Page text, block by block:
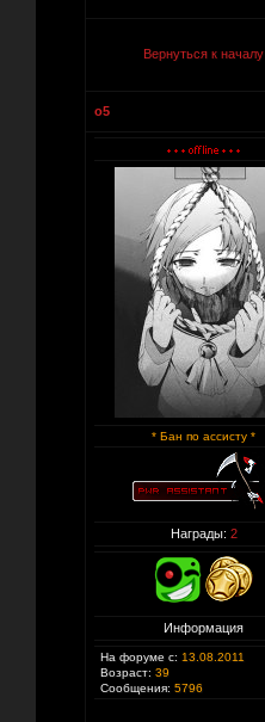
Вернуться к началу
o5
* Бан по ассисту *
Награды: 2
Информация
На форуме с: 13.08.2011
Возраст: 39
Сообщения: 5796